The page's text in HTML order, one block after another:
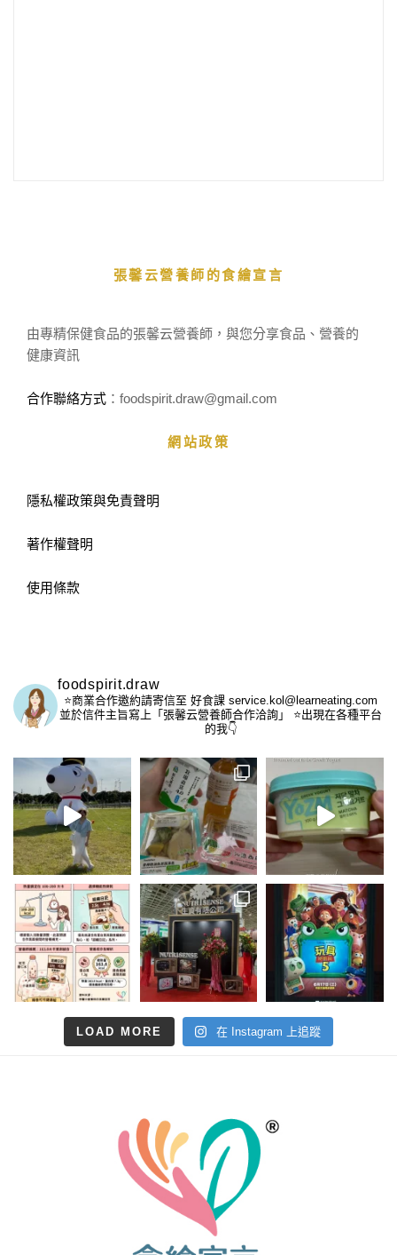
張馨云營養師的食繪宣言
由專精保健食品的張馨云營養師，與您分享食品、營養的
健康資訊
合作聯絡方式 ：foodspirit.draw@gmail.com
網站政策
隱私權政策與免責聲明
著作權聲明
使用條款
foodspirit.draw
⭐️商業合作邀約請寄信至 好食課 service.kol@learneating.com
並於信件主旨寫上「張馨云營養師合作洽詢」
⭐️出現在各種平台
的我👇
LOAD MORE 在 Instagram 上追蹤